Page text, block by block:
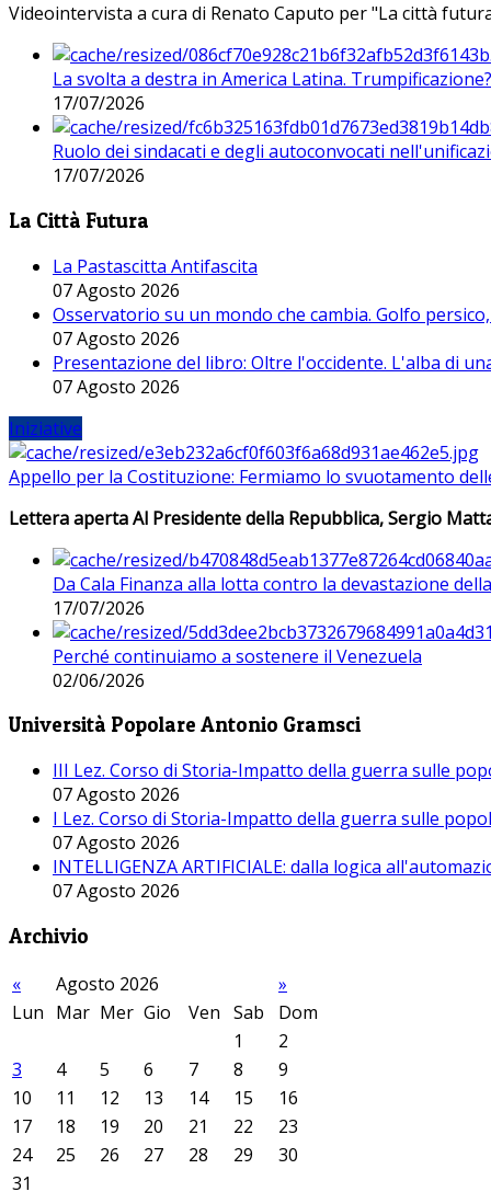
Videointervista a cura di Renato Caputo per "La città
La svolta a destra in America Latina. Trumpificazione?
17/07/2026
Ruolo dei sindacati e degli autoconvocati
17/07/2026
La Città Futura
La Pastascitta Antifascita
07 Agosto 2026
Osservatorio su un mondo che cambia. Golfo
07 Agosto 2026
Presentazione del libro: Oltre l'occidente. L'alba di
07 Agosto 2026
Iniziative
Appello per la Costituzione: Fermiamo lo svuotamento
Lettera aperta Al Presidente della Repubblica, Sergio
Da Cala Finanza alla lotta contro la devastazione
17/07/2026
Perché continuiamo a sostenere il Venezuela
02/06/2026
Università Popolare Antonio Gramsci
III Lez. Corso di Storia-Impatto della guerra sulle
07 Agosto 2026
I Lez. Corso di Storia-Impatto della guerra sulle
07 Agosto 2026
INTELLIGENZA ARTIFICIALE: dalla logica
07 Agosto 2026
Archivio
« Agosto 2026
»
Lun Mar Mer Gio Ven Sab
Dom
1
2
3
4 5 6 7 8
9
10
11 12 13 14 15
16
17
18 19 20 21 22
23
24
25 26 27 28 29
30
31